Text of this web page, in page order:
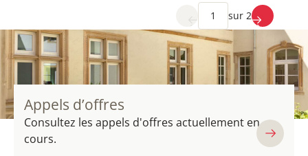
sur 2
Appels d’offres
Consultez les appels d'offres actuellement en
cours.